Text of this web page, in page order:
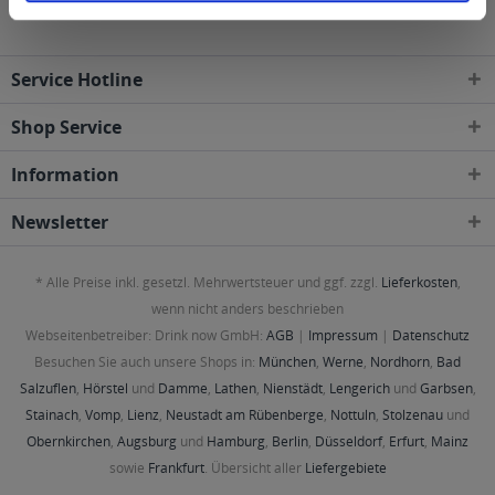
Service Hotline
Shop Service
Information
Newsletter
* Alle Preise inkl. gesetzl. Mehrwertsteuer und ggf. zzgl. Lieferkosten,
wenn nicht anders beschrieben
Webseitenbetreiber: Drink now GmbH: AGB | Impressum | Datenschutz
Besuchen Sie auch unsere Shops in: München, Werne, Nordhorn, Bad
Salzuflen, Hörstel und Damme, Lathen, Nienstädt, Lengerichund Garbsen,
Stainach, Vomp, Lienz, Neustadt am Rübenberge, Nottuln, Stolzenau und
Obernkirchen, Augsburg und Hamburg, Berlin, Düsseldorf, Erfurt, Mainz
sowie Frankfurt. Übersicht aller Liefergebiete